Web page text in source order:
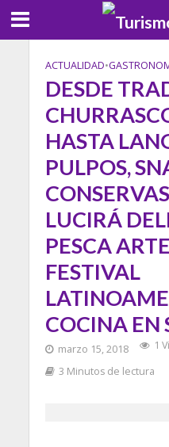
ACTUALIDAD•
DESDE
HASTA
PULPOS,
LUCIRÁ
PESCA
FESTIVAL
COCINA EN
marzo 15, 2018
1
3 Minutos de lectura